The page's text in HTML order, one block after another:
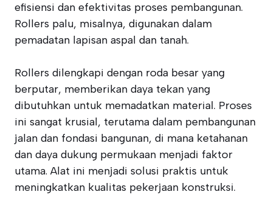
efisiensi dan efektivitas proses pembangunan.
Rollers palu, misalnya, digunakan dalam
pemadatan lapisan aspal dan tanah.
Rollers dilengkapi dengan roda besar yang
berputar, memberikan daya tekan yang
dibutuhkan untuk memadatkan material. Proses
ini sangat krusial, terutama dalam pembangunan
jalan dan fondasi bangunan, di mana ketahanan
dan daya dukung permukaan menjadi faktor
utama. Alat ini menjadi solusi praktis untuk
meningkatkan kualitas pekerjaan konstruksi.